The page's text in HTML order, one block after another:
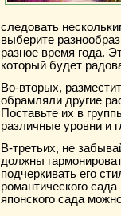
следовать
выберите
разное время года.
который будет
Во-вторых,
обрамляли другие
Поставьте их в
различные уровни и
В-третьих, не
должны
подчеркивать его
романтического
японского сада